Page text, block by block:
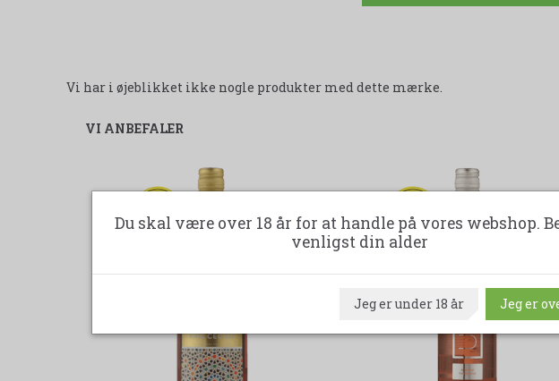
Vi har i øjeblikket ikke nogle produkter med dette mærke.
VI ANBEFALER
Du skal være over 18 år for at handle på vores webshop.
venligst din alder
Jeg er under 18 år Jeg er